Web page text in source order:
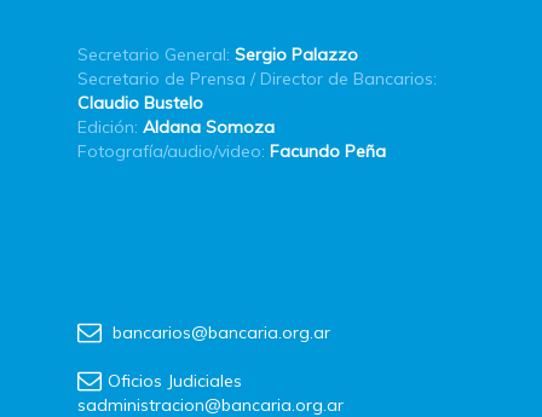
Secretario General: Sergio Palazzo
Secretario de Prensa / Director de Bancarios:
Claudio Bustelo
Edición: Aldana Somoza
Fotografía/audio/video: Facundo Peña
bancarios@bancaria.org.ar
Oficios Judiciales
sadministracion@bancaria.org.ar